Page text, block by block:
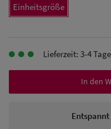
Herren Caps
Baseball Cpas
Einheitsgröße
Lieferzeit: 3-4
In den